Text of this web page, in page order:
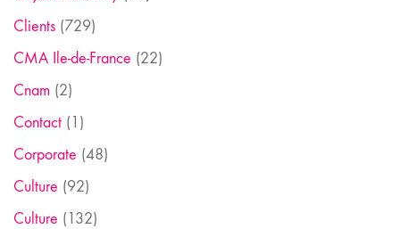
Clients (729)
CMA Ile-de-France (22)
Cnam (2)
Contact (1)
Corporate (48)
Culture (92)
Culture (132)